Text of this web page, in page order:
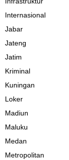
Internasional
Jabar
Jateng
Jatim
Kriminal
Kuningan
Loker
Madiun
Maluku
Medan
Metropolitan